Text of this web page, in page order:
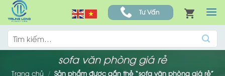
Skip
content
Tư Vấn
Tìm
kiếm:
sofa văn phòng giá rẻ
Trang chủ / Sản phẩm được gắn thẻ “sofa văn phòng giá rẻ”